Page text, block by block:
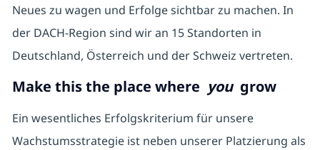
Neues zu wagen und Erfolge sichtbar zu machen. In
der DACH-Region sind wir an 15 Standorten in
Deutschland, Österreich und der Schweiz vertreten.
Make this the place where yougrow
Ein wesentliches Erfolgskriterium für unsere
Wachstumsstrategie ist neben unserer Platzierung als